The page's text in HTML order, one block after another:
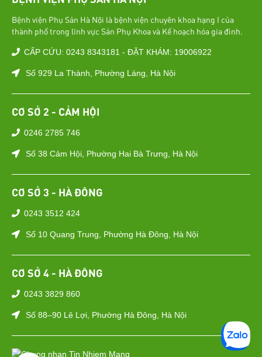
Bệnh viện Phụ Sản Hà Nội là bệnh viện chuyên khoa hạng I của
thành phố trong lĩnh vực Sản Phụ Khoa và Kế hoạch hóa gia đình.
CẤP CỨU: 0243 8343181 - ĐẶT KHÁM: 19006922
Số 929 La Thành, Phường Láng, Hà Nội
CƠ SỞ 2 - CẢM HỘI
0246 2785 746
Số 38 Cảm Hội, Phường Hai Bà Trưng, Hà Nội
CƠ SỞ 3 - HÀ ĐÔNG
0243 3512 424
Số 10 Quang Trung, Phường Hà Đông, Hà Nội
CƠ SỞ 4 - HÀ ĐÔNG
0243 3829 860
Số 88–90 Lê Lợi, Phường Hà Đông, Hà Nội